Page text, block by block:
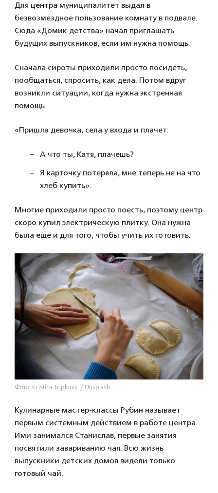
Для центра муниципалитет выдал в
безвозмездное пользование комнату в подвале.
Сюда «Домик детства» начал приглашать
будущих выпускников, если им нужна помощь.
Сначала сироты приходили просто посидеть,
пообщаться, спросить, как дела. Потом вдруг
возникли ситуации, когда нужна экстренная
помощь.
«Пришла девочка, села у входа и плачет:
А что ты, Катя, плачешь?
Я карточку потеряла, мне теперь не на что
хлеб купить».
Многие приходили просто поесть, поэтому центр
скоро купил электрическую плитку. Она нужна
была еще и для того, чтобы учить их готовить.
Фото: Kristina Tripkovic / Unsplash
Кулинарные мастер-классы Рубин называет
первым системным действием в работе центра.
Ими занимался Станислав, первые занятия
посвятили завариванию чая. Всю жизнь
выпускники детских домов видели только
готовый чай.